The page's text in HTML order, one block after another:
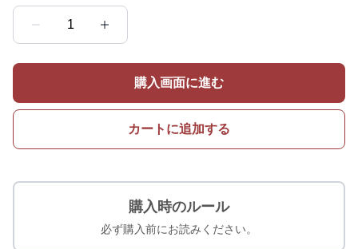
1
購入画面に進む
カートに追加する
購入時のルール
必ず購入前にお読みください。